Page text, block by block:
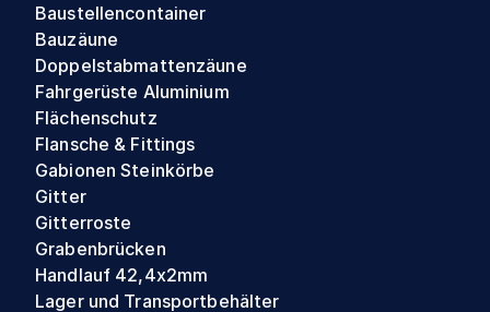
Baustellencontainer
Bauzäune
Doppelstabmattenzäune
Fahrgerüste Aluminium
Flächenschutz
Flansche & Fittings
Gabionen Steinkörbe
Gitter
Gitterroste
Grabenbrücken
Handlauf 42,4x2mm
Lager und Transportbehälter